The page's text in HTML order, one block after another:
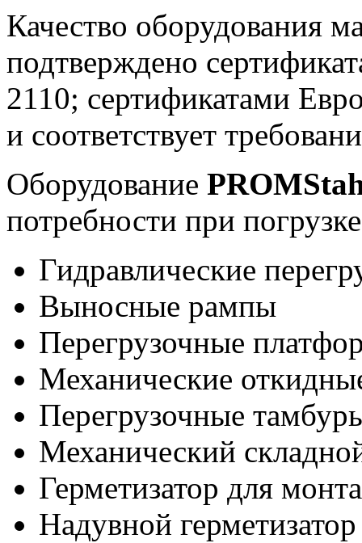
Качество оборудования
подтверждено
2110; сертификатами
и соответствует
Оборудование
потребности при
Гидравлические
Выносные рампы
Перегрузочные
Механические
Перегрузочные
Механический
Герметизатор для
Надувной